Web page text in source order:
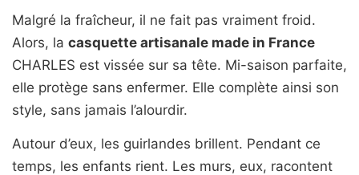
Malgré la fraîcheur, il ne fait pas vraiment froid.
Alors, la casquette artisanale made in France
CHARLES est vissée sur sa tête. Mi-saison parfaite,
elle protège sans enfermer. Elle complète ainsi son
style, sans jamais l’alourdir.
Autour d’eux, les guirlandes brillent. Pendant ce
temps, les enfants rient. Les murs, eux, racontent